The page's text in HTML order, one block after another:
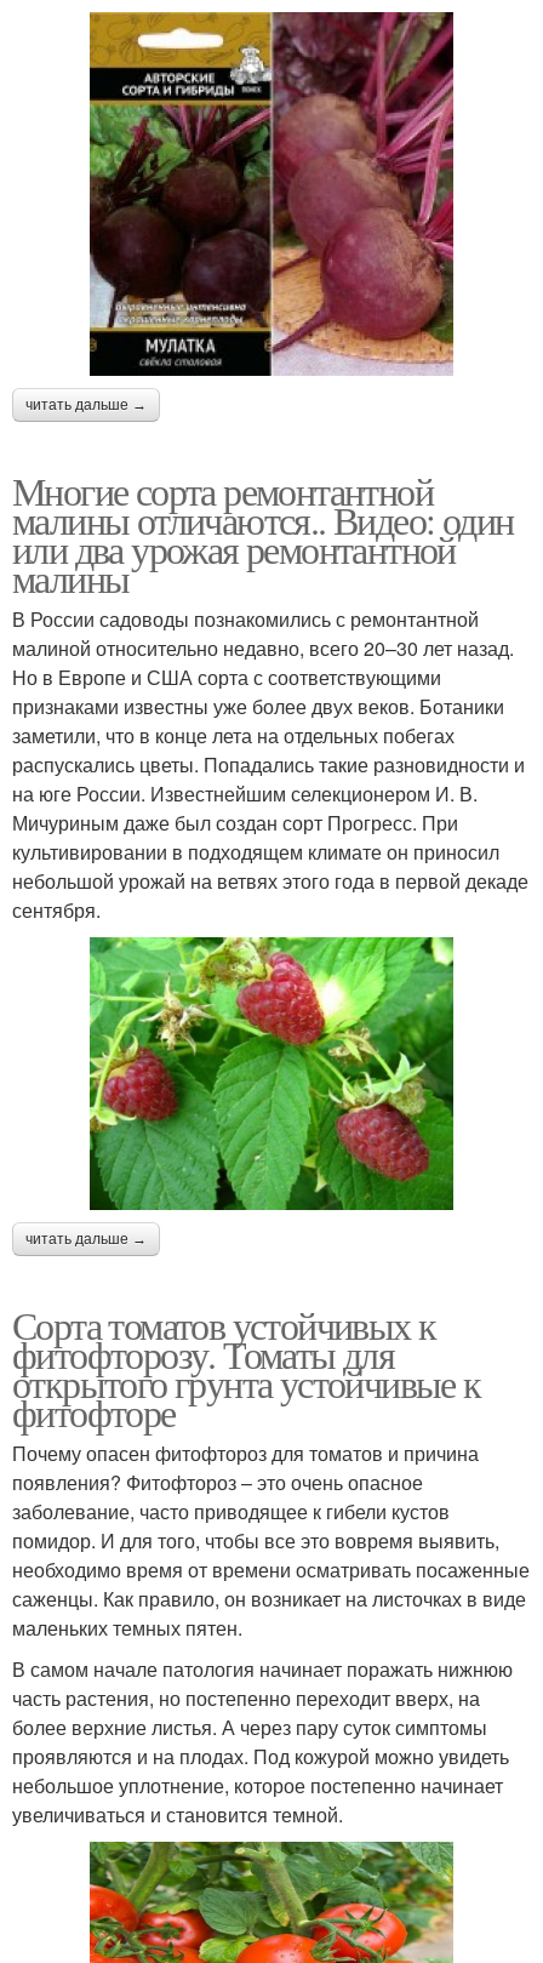
читать дальше →
Многие сорта ремонтантной
малины отличаются.. Видео: один
или два урожая ремонтантной
малины
В России садоводы познакомились с ремонтантной
малиной относительно недавно, всего 20–30 лет назад.
Но в Европе и США сорта с соответствующими
признаками известны уже более двух веков. Ботаники
заметили, что в конце лета на отдельных побегах
распускались цветы. Попадались такие разновидности и
на юге России. Известнейшим селекционером И. В.
Мичуриным даже был создан сорт Прогресс. При
культивировании в подходящем климате он приносил
небольшой урожай на ветвях этого года в первой декаде
сентября.
читать дальше →
Сорта томатов устойчивых к
фитофторозу. Томаты для
открытого грунта устойчивые к
фитофторе
Почему опасен фитофтороз для томатов и причина
появления? Фитофтороз – это очень опасное
заболевание, часто приводящее к гибели кустов
помидор. И для того, чтобы все это вовремя выявить,
необходимо время от времени осматривать посаженные
саженцы. Как правило, он возникает на листочках в виде
маленьких темных пятен.
В самом начале патология начинает поражать нижнюю
часть растения, но постепенно переходит вверх, на
более верхние листья. А через пару суток симптомы
проявляются и на плодах. Под кожурой можно увидеть
небольшое уплотнение, которое постепенно начинает
увеличиваться и становится темной.